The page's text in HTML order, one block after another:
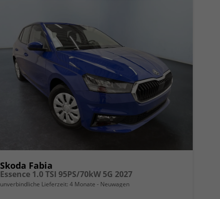
Skoda Fabia
Essence 1.0 TSI 95PS/70kW 5G 2027
unverbindliche Lieferzeit: 4 Monate Neuwagen